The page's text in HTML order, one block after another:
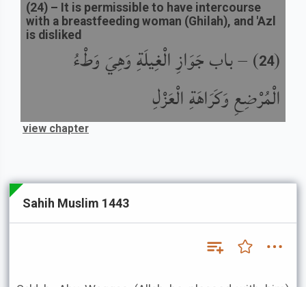
(
24
) –باب جَوَازِ الْغِيلَةِ وَهِيَ وَطْءُ
الْمُرْضِعِ وَكَرَاهَةِ الْعَزْلِ
(24) – It is permissible to have intercourse
with a breastfeeding woman (Ghilah), and 'Azl
is disliked
view chapter
Sahih Muslim 1443